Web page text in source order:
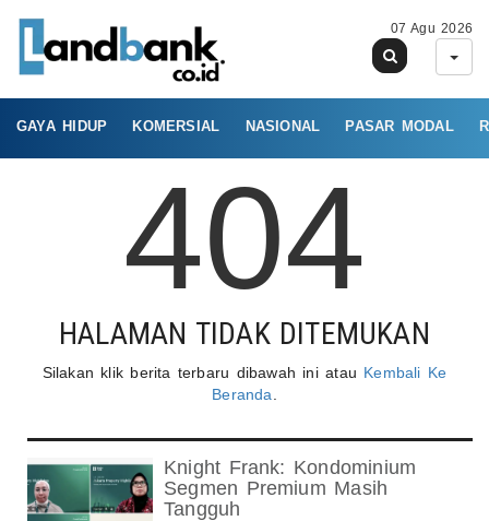
07 Agu 2026
GAYA HIDUP KOMERSIAL NASIONAL PASAR MODAL
404
HALAMAN TIDAK DITEMUKAN
Silakan klik berita terbaru dibawah ini atau Kembali Ke
Beranda
Knight Frank: Kondominium
Segmen Premium Masih
Tangguh